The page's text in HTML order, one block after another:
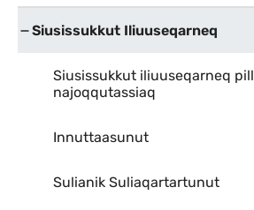
Siusissukkut Iliuuseqarneq
Siusissukkut iliuuseqarneq
najoqqutassiaq
Innuttaasunut
Sulianik Suliaqartartunut